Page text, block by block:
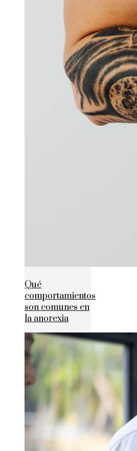
Qué
comportamientos
son comunes en
la anorexia